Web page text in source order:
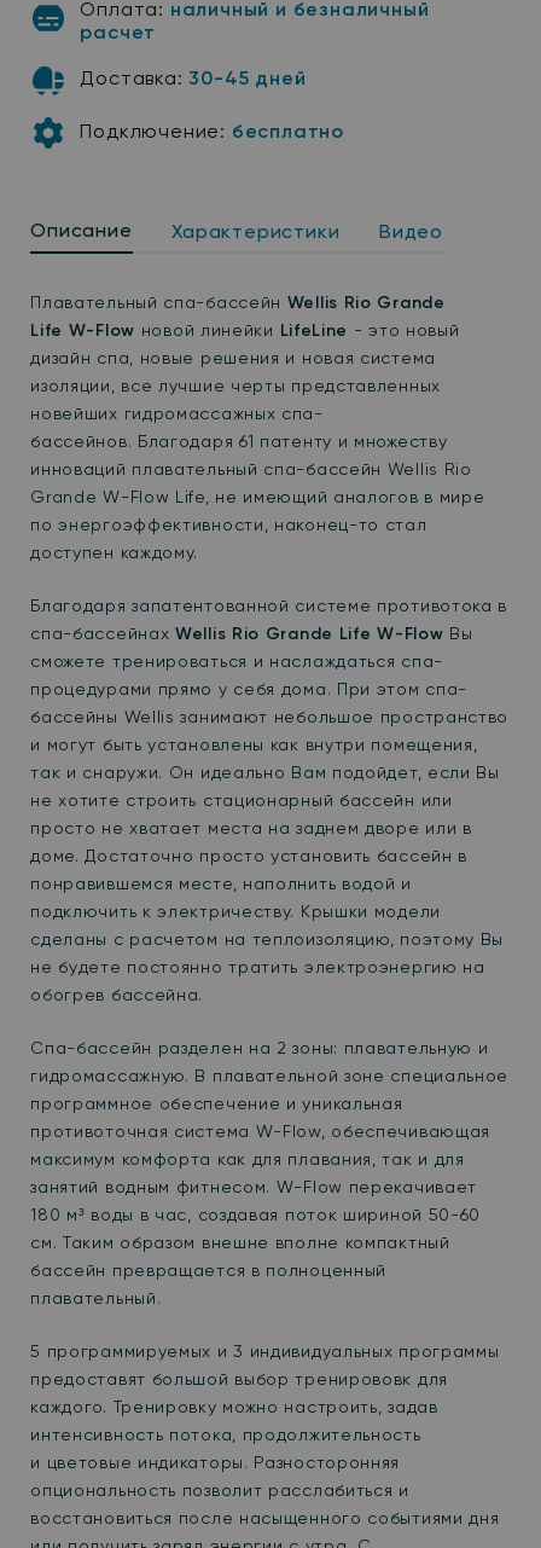
Оплата: наличный и безналичный
расчет
Доставка: 30-45 дней
Подключение: бесплатно
Описание Характеристики Видео
Плавательный спа-бассейн Wellis Rio Grande
Life W-Flow новой линейки LifeLine - это новый
дизайн спа, новые решения и новая система
изоляции, все лучшие черты представленных
новейших гидромассажных спа-
бассейнов. Благодаря 61 патенту и множеству
инноваций плавательный спа-бассейн Wellis Rio
Grande W-Flow Life, не имеющий аналогов в мире
по энергоэффективности, наконец-то стал
доступен каждому.
Благодаря запатентованной системе противотока в
спа-бассейнахWellis Rio Grande Life W-Flow Вы
сможете тренироваться и наслаждаться спа-
процедурами прямо у себя дома. При этом спа-
бассейны Wellis занимают небольшое пространство
и могут быть установлены как внутри помещения,
так и снаружи. Он идеально Вам подойдет, если Вы
не хотите строить стационарный бассейн или
просто не хватает места на заднем дворе или в
доме. Достаточно просто установить бассейн в
понравившемся месте, наполнить водой и
подключить к электричеству. Крышки модели
сделаны с расчетом на теплоизоляцию, поэтому Вы
не будете постоянно тратить электроэнергию на
обогрев бассейна.
Спа-бассейн разделен на 2 зоны: плавательную и
гидромассажную. В плавательной зоне специальное
программное обеспечение и уникальная
противоточная система W-Flow, обеспечивающая
максимум комфорта как для плавания, так и для
занятий водным фитнесом. W-Flow перекачивает
180 м³ воды в час, создавая поток шириной 50-60
см. Таким образом внешне вполне компактный
бассейн превращается в полноценный
плавательный.
5 программируемых и 3 индивидуальных программы
предоставят большой выбор тренирововк для
каждого. Тренировку можно настроить, задав
интенсивность потока, продолжительность
и цветовые индикаторы. Разносторонняя
опциональность позволит расслабиться и
восстановиться после насыщенного событиями дня